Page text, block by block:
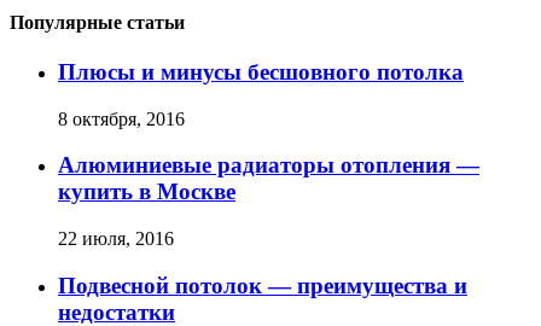
Популярные статьи
Плюсы и минусы бесшовного потолка
8 октября, 2016
Алюминиевые радиаторы отопления —
купить в Москве
22 июля, 2016
Подвесной потолок — преимущества и
недостатки